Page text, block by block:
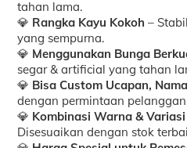
tahan lama.
💎 Rangka Kayu Kokoh –
yang sempurna.
💎 Menggunakan Bunga
segar & artificial yang tahan
💎 Bisa Custom Ucapan,
dengan permintaan
💎 Kombinasi Warna &
Disesuaikan dengan stok